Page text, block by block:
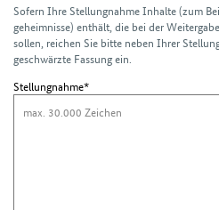
Sofern Ihre Stellungnahme Inhalte (zum
geheimnisse) enthält, die bei der
sollen, reichen Sie bitte neben Ihrer
geschwärzte Fassung ein.
Stellungnahme*